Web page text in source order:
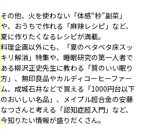
その他、火を使わない「体感“秒”副菜」
や、おうちで作れる「麻辣レシピ」など、
夏に作りたくなるレシピが満載。
料理企画以外にも、「夏のベタベタ床スッ
キリ解消」特集や、睡眠研究の第一人者で
ある柳沢正史先生に教わる「質のいい眠り
方」、無印良品やカルディコーヒーファー
ム、成城石井などで買える「1000円台以下
のおいしい名品」、メイプル超合金の安藤
なつさんと考える「認知症超入門」など、
今知りたい情報が盛りだくさん。